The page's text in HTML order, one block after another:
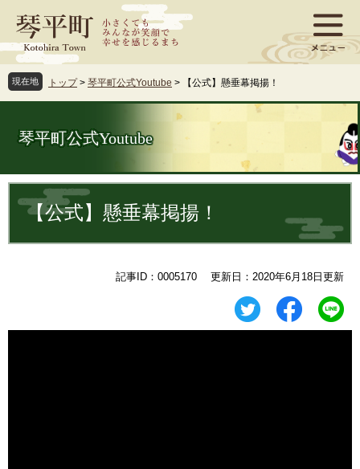
ジ
先
頭
ュ
を
飛
文
現在地 トップ > 琴平町公式Youtube > 【公式】懸垂幕掲揚！
琴平町公式Youtube
文
【公式】懸垂幕掲揚！
記事ID：0005170 更新日：2020年6月18日更新